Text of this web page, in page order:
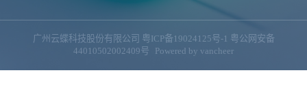
广州云蝶科技股份有限公司 粤ICP备19024125号-1 粤公网安备
44010502002409号
Powered by vancheer